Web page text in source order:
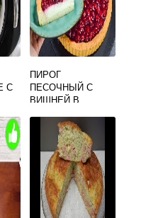
С
ПИРОГ
ПЕСОЧНЫЙ С
ВИШНЕЙ В